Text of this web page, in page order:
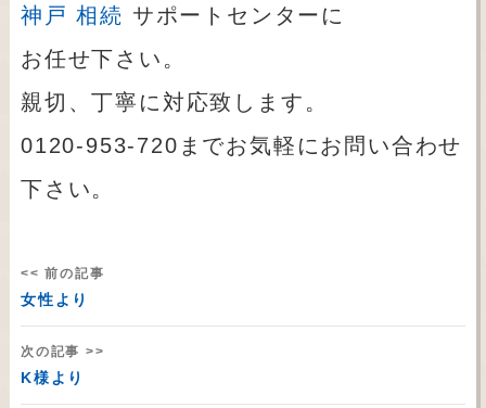
神戸 相続 サポートセンターに
お任せ下さい。
親切、丁寧に対応致します。
0120-953-720までお気軽にお問い合わせ
下さい。
<< 前の記事
女性より
次の記事 >>
K様より